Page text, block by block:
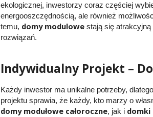
ekologicznej, inwestorzy coraz częściej
energooszczędnością, ale również
temu, domy modulowestają się atrakcyjną
rozwiązań.
Indywidualny Projekt –
Każdy inwestor ma unikalne potrzeby,
projektu sprawia, że każdy, kto marzy o
domy modułowe całoroczne, jak i domki